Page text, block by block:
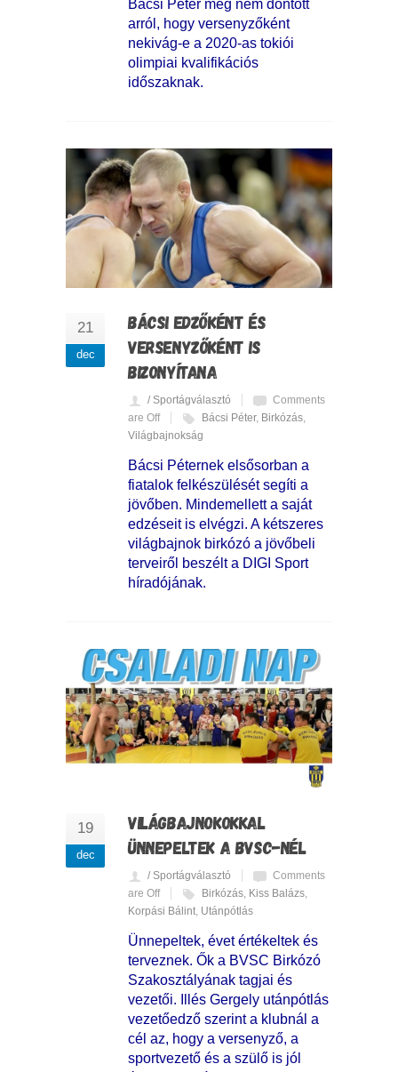
Bácsi Péter még nem döntött
arról, hogy versenyzőként
nekivág-e a 2020-as tokiói
olimpiai kvalifikációs
időszaknak.
21
dec
BÁCSI EDZŐKÉNT ÉS
VERSENYZŐKÉNT IS
BIZONYÍTANA
/ Sportágválasztó
Comments
are Off
Bácsi Péter, Birkózás,
Világbajnokság
Bácsi Péternek elsősorban a
fiatalok felkészülését segíti a
jövőben. Mindemellett a saját
edzéseit is elvégzi. A kétszeres
világbajnok birkózó a jövőbeli
terveiről beszélt a DIGI Sport
híradójának.
19
dec
VILÁGBAJNOKOKKAL
ÜNNEPELTEK A BVSC-NÉL
/ Sportágválasztó
Comments
are Off
Birkózás, Kiss Balázs,
Korpási Bálint, Utánpótlás
Ünnepeltek, évet értékeltek és
terveznek. Ők a BVSC Birkózó
Szakosztályának tagjai és
vezetői. Illés Gergely utánpótlás
vezetőedző szerint a klubnál a
cél az, hogy a versenyző, a
sportvezető és a szülő is jól